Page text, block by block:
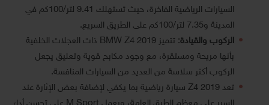
السيارات الرياضية الفاخرة، حيث تستهلك 9.41 لتر/100كم في
المدينة و7.35 لتر/100كم على الطريق السريع.
الركوب والقيادة
: تتميز BMW Z4 2019 ذات العجلات الخلفية
بأنها مريحة ومستقرة، مع وجود مكابح قوية وتعليق يجعل
الركوب أكثر سلاسة من العديد من السيارات المنافسة.
تعد Z4 2019 سيارة رياضية بما يكفي لإضافة بعض الإثارة عند